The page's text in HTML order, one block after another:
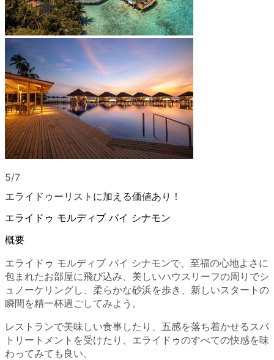
5/7
エライドゥーリストに加える価値あり！
エライドゥ モルディブ バイ シナモン
概要
エライドゥ モルディブ バイ シナモンで、至福の心地よさに
包まれたお部屋に飛び込み、美しいハウスリーフの周りでシ
ュノーケリングし、柔らかな砂浜を歩き、新しいスタートの
瞬間を精一杯過ごしてみよう。
レストランで美味しい食事したり、五感を落ち着かせるスパ
トリートメントを受けたり、エライドゥのすべての快感を味
わってみても良い。